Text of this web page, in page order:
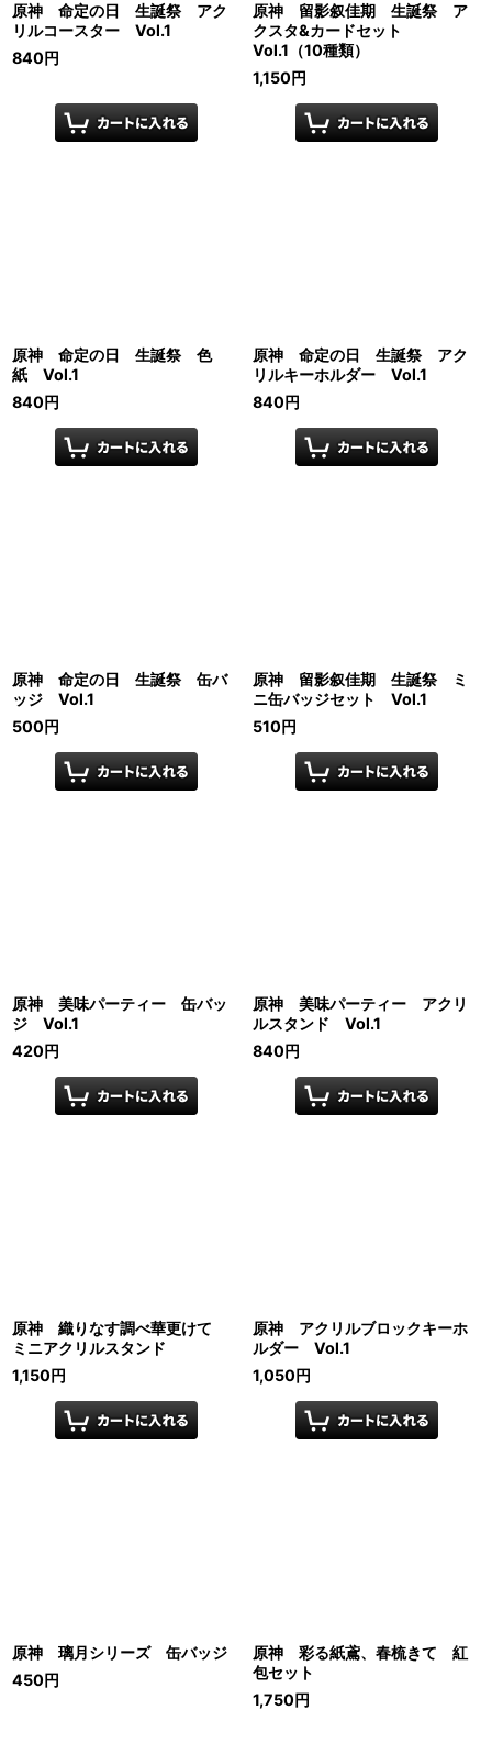
原神 命定の日 生誕祭 アク
リルコースター Vol.1
840円
原神 留影叙佳期 生誕祭 ア
クスタ&カードセット
Vol.1（10種類）
1,150円
原神 命定の日 生誕祭 色
紙 Vol.1
840円
原神 命定の日 生誕祭 アク
リルキーホルダー Vol.1
840円
原神 命定の日 生誕祭 缶バ
ッジ Vol.1
500円
原神 留影叙佳期 生誕祭 ミ
ニ缶バッジセット Vol.1
510円
原神 美味パーティー 缶バッ
ジ Vol.1
420円
原神 美味パーティー アクリ
ルスタンド Vol.1
840円
原神 織りなす調べ華更けて
ミニアクリルスタンド
1,150円
原神 アクリルブロックキーホ
ルダー Vol.1
1,050円
原神 璃月シリーズ 缶バッジ
450円
原神 彩る紙鳶、春梳きて 紅
包セット
1,750円